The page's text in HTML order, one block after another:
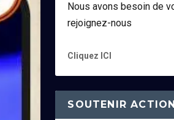
Nous avons besoin de
rejoignez-nous
Cliquez ICI
SOUTENIR